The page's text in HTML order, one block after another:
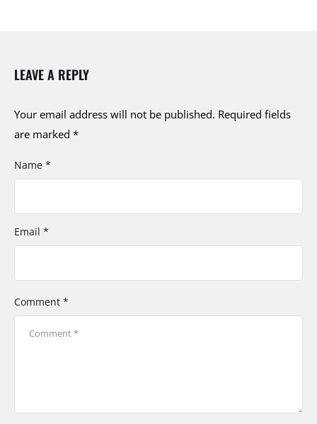
LEAVE A REPLY
Your email address will not be published. Required fields
are marked *
Comment *
Name *
Email *